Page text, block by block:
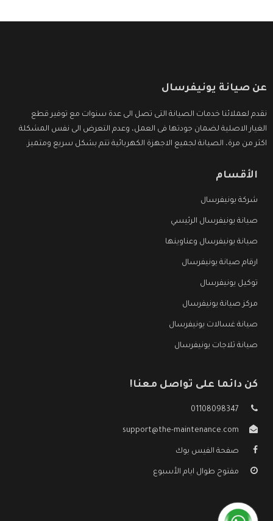
عن صيانة يونيفرسال
نقدم لعملائنا خدمات الصيانة التى تصل الى عدة سنوات مع توفير قطع
الغيار الاصلية لضمان جودتها فى العمل، وعدم التعرض الى نفس المشكلة
اكثر من مرة، الصيانة لجميع الاجهزة الكهربائية تتم بشكل سريع ومتميز.
الأقسام
شركة يونيفرسال
صيانة يونيفرسال الرئيسي
صيانة يونيفرسال وعناوينها
ارقام صيانة يونيفرسال
توكيل يونيفرسال
مركز صيانة يونيفرسال
صيانة غسالات يونيفرسال
صيانة ثلاجات يونيفرسال
كن دائما على تواصل معنا!
01108098347
support@the-maintenance.com
صفحة الفيس بوك
مفتوح طوال ايام الأسبوع